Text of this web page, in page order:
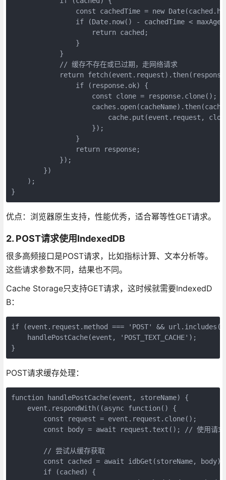
const cachedTime = new
if (Date.now() - cachedTime <
                    return cached;
                }
            }
            // 缓存不存在或已过期，走网络请求
return
                if (response.ok) {
                    const clone = response.clone();
cache.put(event.request,
                    });
                }
                return response;
            });
        })
    );
}
优点：浏览器原生支持，性能优秀，适合幂等性GET请求。
2. POST请求使用IndexedDB
很多高频接口是POST请求，比如指标计算、文本分析等。
这些请求参数不同，结果也不同。
Cache Storage只支持GET请求，这时候就需要IndexedD
B：
if (event.request.method === 'POST' &&
    handlePostCache(event, 'POST_TEXT_CACHE');
}
POST请求缓存处理：
function handlePostCache(event, storeName) {
    event.respondWith((async function() {
        const request = event.request.clone();
const body = await request.text(); // 使用请求
        // 尝试从缓存获取
        const cached = await idbGet(storeName, body);
        if (cached) {